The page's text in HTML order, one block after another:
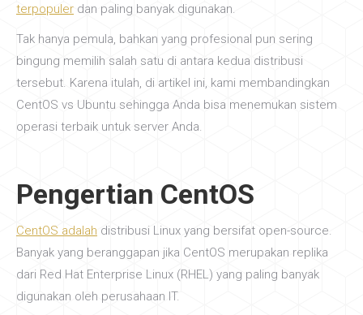
terpopuler dan paling banyak digunakan.
Tak hanya pemula, bahkan yang profesional pun sering
bingung memilih salah satu di antara kedua distribusi
tersebut. Karena itulah, di artikel ini, kami membandingkan
CentOS vs Ubuntu sehingga Anda bisa menemukan sistem
operasi terbaik untuk server Anda.
Pengertian CentOS
CentOS adalah distribusi Linux yang bersifat open-source.
Banyak yang beranggapan jika CentOS merupakan replika
dari Red Hat Enterprise Linux (RHEL) yang paling banyak
digunakan oleh perusahaan IT.